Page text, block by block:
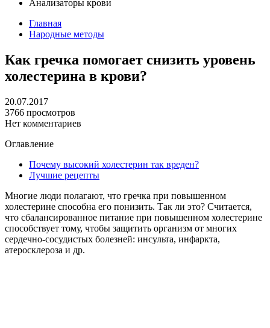
Анализаторы крови
Главная
Народные методы
Как гречка помогает снизить уровень
холестерина в крови?
20.07.2017
3766 просмотров
Нет комментариев
Оглавление
Почему высокий холестерин так вреден?
Лучшие рецепты
Многие люди полагают, что гречка при повышенном
холестерине способна его понизить. Так ли это? Считается,
что сбалансированное питание при повышенном холестерине
способствует тому, чтобы защитить организм от многих
сердечно-сосудистых болезней: инсульта, инфаркта,
атеросклероза и др.